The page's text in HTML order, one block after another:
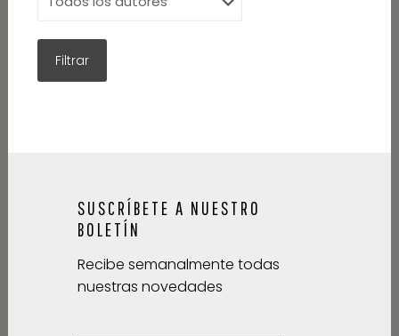
SUSCRÍBETE A NUESTRO
BOLETÍN
Recibe semanalmente todas
nuestras novedades